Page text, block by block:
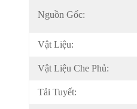
Nguồn Gốc:
Vật Liệu:
Vật Liệu Che Phủ:
Tải Tuyết: